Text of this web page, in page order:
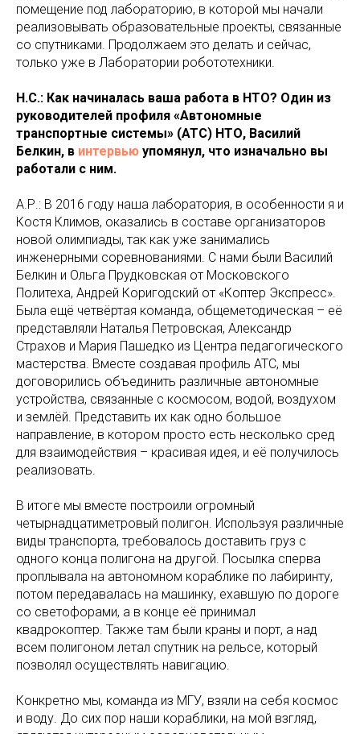
помещение под лабораторию, в которой мы начали
реализовывать образовательные проекты, связанные
со спутниками. Продолжаем это делать и сейчас,
только уже в Лаборатории робототехники.
Н.С.: Как начиналась ваша работа в НТО? Один из
руководителей профиля «Автономные
транспортные системы» (АТС) НТО, Василий
Белкин, в интервью упомянул, что изначально вы
работали с ним.
А.Р.: В 2016 году наша лаборатория, в особенности я и
Костя Климов, оказались в составе организаторов
новой олимпиады, так как уже занимались
инженерными соревнованиями. С нами были Василий
Белкин и Ольга Прудковская от Московского
Политеха, Андрей Коригодский от «Коптер Экспресс».
Была ещё четвёртая команда, общеметодическая – её
представляли Наталья Петровская, Александр
Страхов и Мария Пашедко из Центра педагогического
мастерства. Вместе создавая профиль АТС, мы
договорились объединить различные автономные
устройства, связанные с космосом, водой, воздухом
и землёй. Представить их как одно большое
направление, в котором просто есть несколько сред
для взаимодействия – красивая идея, и её получилось
реализовать.
В итоге мы вместе построили огромный
четырнадцатиметровый полигон. Используя различные
виды транспорта, требовалось доставить груз с
одного конца полигона на другой. Посылка сперва
проплывала на автономном кораблике по лабиринту,
потом передавалась на машинку, ехавшую по дороге
со светофорами, а в конце её принимал
квадрокоптер. Также там были краны и порт, а над
всем полигоном летал спутник на рельсе, который
позволял осуществлять навигацию.
Конкретно мы, команда из МГУ, взяли на себя космос
и воду. До сих пор наши кораблики, на мой взгляд,